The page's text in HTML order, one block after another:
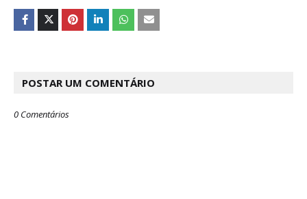
POSTAR UM COMENTÁRIO
0 Comentários